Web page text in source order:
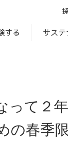
する サステ
って２
の春季